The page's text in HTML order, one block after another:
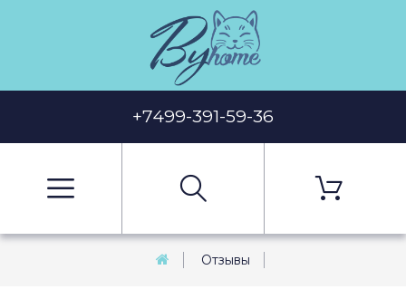
+7499-391-59-36
Отзывы